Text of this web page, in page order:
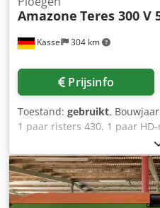
Kassel 304 km
Amazone Teres 300 V
Prijsinfo
Toestand: gebruikt,
1 paar risters 430, 1 paar
voorschoffelsteel voor
overbelastingsbeveiliging
schijfkouterhouder
aanloopschoner, 1 paar /
Udyox Afwjha